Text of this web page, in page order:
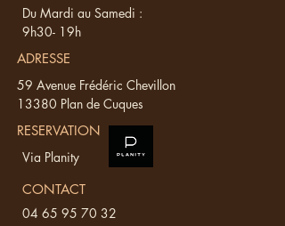
Du Mardi au Samedi :
9h30- 19h
ADRESSE
59 Avenue Frédéric Chevillon
13380 Plan de Cuques
RESERVATION
Via Planity
CONTACT
04 65 95 70 32